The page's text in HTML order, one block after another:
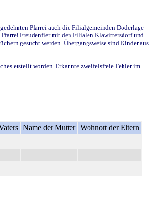
Pfarrei auch die Filialgemeinden Doderlage
Freudenfier mit den Filialen Klawittersdorf und
gesucht werden. Übergangsweise sind Kinder aus
erstellt worden. Erkannte zweifelsfreie Fehler im
Name der Mutter Wohnort der Eltern